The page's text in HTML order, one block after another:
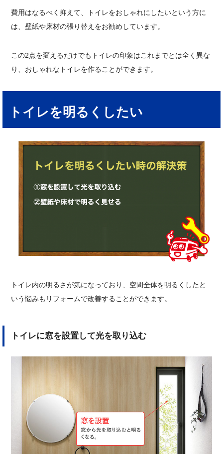
費用はなるべく抑えて、トイレをおしゃれにしたいという方に
は、壁紙や床材の張り替えをお勧めしています。
この2点を変えるだけでもトイレの印象はこれまでとは全く異な
り、おしゃれなトイレを作ることができます。
トイレを明るくしたい
トイレ内の明るさが気になっており、空間全体を明るくしたと
いう悩みもリフォームで改善することができます。
トイレに窓を設置して光を取り込む